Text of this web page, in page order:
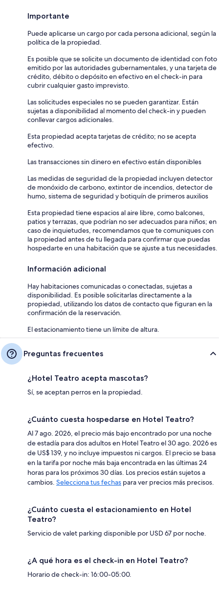
Importante
Puede aplicarse un cargo por cada persona adicional, según la
política de la propiedad.
Es posible que se solicite un documento de identidad con foto
emitido por las autoridades gubernamentales, y una tarjeta de
crédito, débito o depósito en efectivo en el check-in para
cubrir cualquier gasto imprevisto.
Las solicitudes especiales no se pueden garantizar. Están
sujetas a disponibilidad al momento del check-in y pueden
conllevar cargos adicionales.
Esta propiedad acepta tarjetas de crédito; no se acepta
efectivo.
Las transacciones sin dinero en efectivo están disponibles
Las medidas de seguridad de la propiedad incluyen detector
de monóxido de carbono, extintor de incendios, detector de
humo, sistema de seguridad y botiquín de primeros auxilios
Esta propiedad tiene espacios al aire libre, como balcones,
patios y terrazas, que podrían no ser adecuados para niños; en
caso de inquietudes, recomendamos que te comuniques con
la propiedad antes de tu llegada para confirmar que puedas
hospedarte en una habitación que se ajuste a tus necesidades.
Información adicional
Hay habitaciones comunicadas o conectadas, sujetas a
disponibilidad. Es posible solicitarlas directamente a la
propiedad, utilizando los datos de contacto que figuran en la
confirmación de la reservación.
El estacionamiento tiene un límite de altura.
Preguntas frecuentes
¿Hotel Teatro acepta mascotas?
Sí, se aceptan perros en la propiedad.
¿Cuánto cuesta hospedarse en Hotel Teatro?
Al 7 ago. 2026, el precio más bajo encontrado por una noche
de estadía para dos adultos en Hotel Teatro el 30 ago. 2026 es
de US$ 139, y no incluye impuestos ni cargos. El precio se basa
en la tarifa por noche más baja encontrada en las últimas 24
horas para los próximos 30 días. Los precios están sujetos a
cambios. Selecciona tus fechas para ver precios más precisos.
¿Cuánto cuesta el estacionamiento en Hotel
Teatro?
Servicio de valet parking disponible por USD 67 por noche.
¿A qué hora es el check-in en Hotel Teatro?
Horario de check-in: 16:00-05:00.